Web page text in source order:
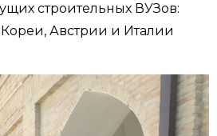
строительных ВУЗов:
Австрии и Италии